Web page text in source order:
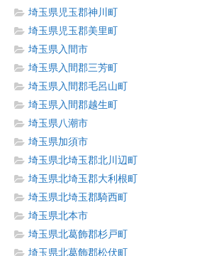
埼玉県児玉郡神川町
埼玉県児玉郡美里町
埼玉県入間市
埼玉県入間郡三芳町
埼玉県入間郡毛呂山町
埼玉県入間郡越生町
埼玉県八潮市
埼玉県加須市
埼玉県北埼玉郡北川辺町
埼玉県北埼玉郡大利根町
埼玉県北埼玉郡騎西町
埼玉県北本市
埼玉県北葛飾郡杉戸町
埼玉県北葛飾郡松伏町